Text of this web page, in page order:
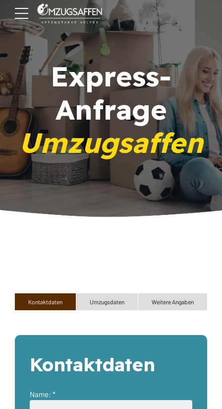
Express-
Anfrage
Umzugsaffen
Kontaktdaten Umzugsdaten Weitere Angaben
Kontaktdaten
Name: *